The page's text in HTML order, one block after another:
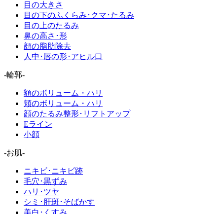
目の大きさ
目の下のふくらみ･クマ･たるみ
目の上のたるみ
鼻の高さ･形
顔の脂肪除去
人中･唇の形･アヒル口
-輪郭-
額のボリューム・ハリ
頬のボリューム・ハリ
顔のたるみ整形･リフトアップ
Eライン
小顔
-お肌-
ニキビ･ニキビ跡
毛穴･黒ずみ
ハリ･ツヤ
シミ･肝斑･そばかす
美白･くすみ